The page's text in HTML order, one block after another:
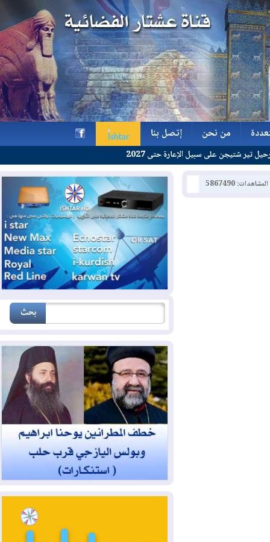
من نحن
من نحن
إتصل بنا
إتصل بناعلى سبيل الإعارة حتى 2027
5867490
h